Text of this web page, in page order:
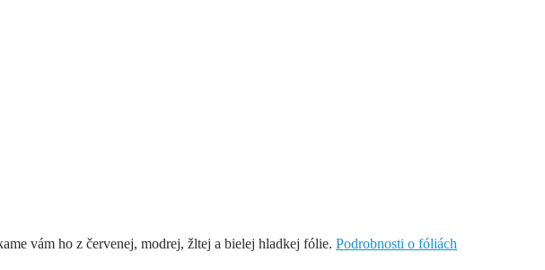
vám ho z červenej, modrej, žltej a bielej hladkej fólie. Podrobnosti o fóliách